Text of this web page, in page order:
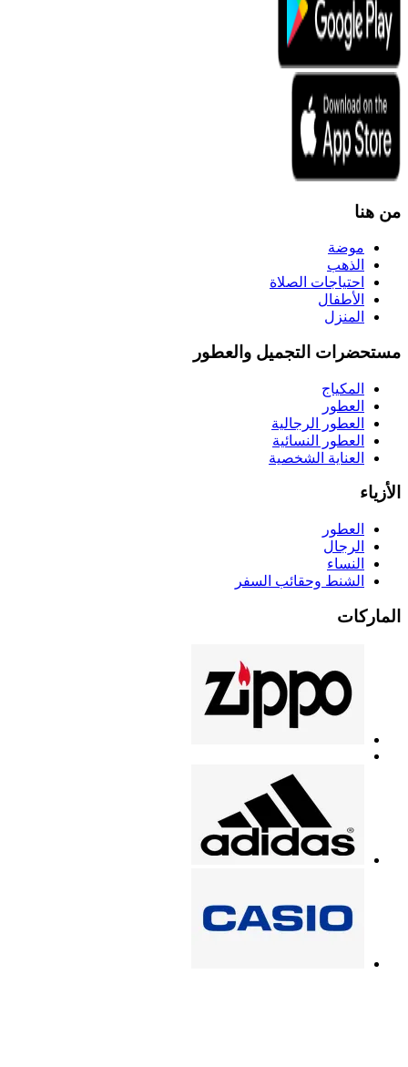
من هنا
موضة
الذهب
احتياجات الصلاة
الأطفال
المنزل
مستحضرات التجميل والعطور
المكياج
العطور
العطور الرجالية
العطور النسائية
العناية الشخصية
الأزياء
العطور
الرجال
النساء
الشنط وحقائب السفر
الماركات